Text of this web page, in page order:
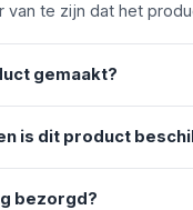
te zijn dat het
gemaakt?
is dit product
bezorgd?